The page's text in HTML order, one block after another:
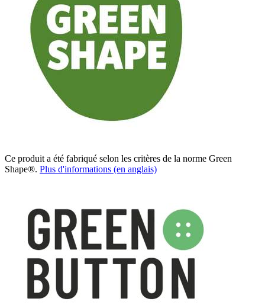
Ce produit a été fabriqué selon les critères de la norme Green
Shape®. Plus d'informations (en anglais)